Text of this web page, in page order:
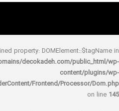
: Undefined property:
domains/decokadeh.com/
LazyRenderContent/Frontend/